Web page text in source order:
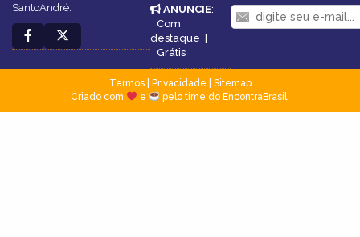
SantoAndré.
ANUNCIE:
Com
destaque |
Grátis
Termos| Privacidade
Sitemap
Criado com
e pelo time do EncontraBrasil